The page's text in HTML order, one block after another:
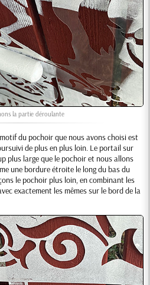
la partie déroulante
du pochoir que nous avons choisi est
de plus en plus loin. Le portail sur
plus large que le pochoir et nous allons
une bordure étroite le long du bas du
le pochoir plus loin, en combinant les
exactement les mêmes sur le bord de la